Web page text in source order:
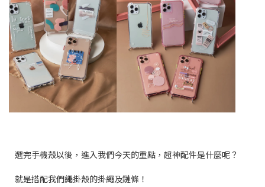
選完手機殼以後，進入我們今天的重點，超神配件是什麼呢？
就是搭配我們繩掛殼的掛繩及鏈條！